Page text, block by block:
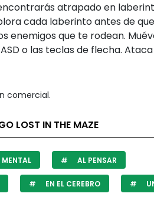
atrapado en
cada laberinto antes de
enemigos que te rodean.
o las teclas de flecha.
comercial.
LOST IN THE MAZE
MENTAL AL PENSAR
EN EL CEREBRO